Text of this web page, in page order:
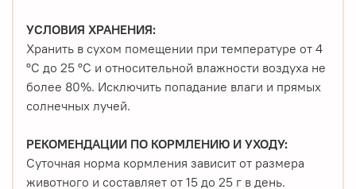
УСЛОВИЯ ХРАНЕНИЯ:
Хранить в сухом помещении при температуре от 4
°С до 25 °С и относительной влажности воздуха не
более 80%. Исключить попадание влаги и прямых
солнечных лучей.
РЕКОМЕНДАЦИИ ПО КОРМЛЕНИЮ И УХОДУ:
Суточная норма кормления зависит от размера
животного и составляет от 15 до 25 г в день.